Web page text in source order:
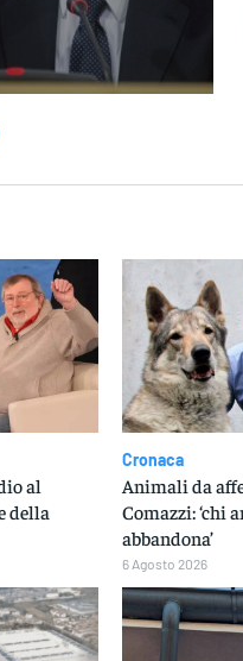
al
della
Cronaca
Animali da
Comazzi: ‘chi
abbandona’
6 Agosto 2026